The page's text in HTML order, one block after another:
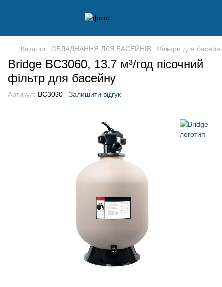
Каталог ОБЛАДНАННЯ ДЛЯ БАСЕЙНІВ Фільтри для
Bridge BC3060, 13.7 м³/год пісочний
фільтр для басейну
Артикул: BC3060 Залишити відгук